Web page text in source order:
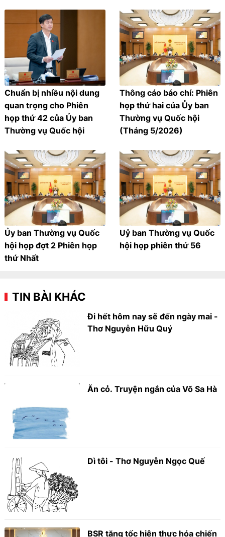
Chuẩn bị nhiều nội dung
quan trọng cho Phiên
họp thứ 42 của Ủy ban
Thường vụ Quốc hội
Thông cáo báo chí: Phiên
họp thứ hai của Ủy ban
Thường vụ Quốc hội
(Tháng 5/2026)
Ủy ban Thường vụ Quốc
hội họp đợt 2 Phiên họp
thứ Nhất
Uỷ ban Thường vụ Quốc
hội họp phiên thứ 56
TIN BÀI KHÁC
Đi hết hôm nay sẽ đến ngày mai -
Thơ Nguyễn Hữu Quý
Ăn cỏ. Truyện ngắn của Võ Sa Hà
Dì tôi - Thơ Nguyễn Ngọc Quế
BSR tăng tốc hiện thực hóa chiến